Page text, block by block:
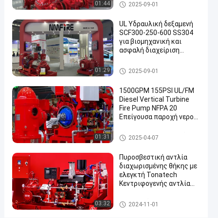
αντλία
περίπτωσης
2025-
04-09
300
Συμμετοχή
#
ul
απαριθμημένες
αντλίες
πυρκαγιάς
#
οριζόντια
διασπασμένη
αντλία
πυρκαγιάς
περίπτωσης
αντλίες
προσβολής
του πυρός
U
01:44
Διασπασμένη αντλία πυρκαγι
άς περίπτωσης
2025-09-01
01:29
UL Υδραυλική δεξαμενή
SCF300-250-600 SS304
για βιομηχανική και
ασφαλή διαχείριση
αντλία με διαχωρισμένη
θήκη UL/FM
Διασπασμένη αντλία πυρκαγι
άς περίπτωσης
2025-09-01
01:31
1500GPM 155PSI UL/FM
Diesel Vertical Turbine
Fire Pump NFPA 20
Επείγουσα παροχή νερού
δημοτικές
εγκαταστάσεις NMFIRE
Κάθετη αντλία πυρκαγιάς στ
ροβίλων
2025-04-07
03:32
Πυροσβεστική αντλία
διαχωρισμένης θήκης με
ελεγκτή Tonatech
Κεντριφογενής αντλία
Καταχωρισμένες αντλίες
πυρκαγιάς αντλίες
Διασπασμένη αντλία πυρκαγι
άς περίπτωσης
2024-11-01